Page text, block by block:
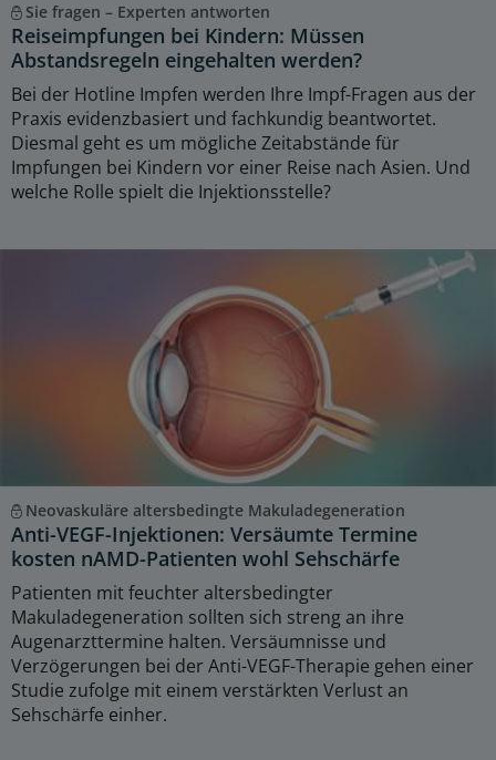
Sie fragen – Experten antworten
Reiseimpfungen bei Kindern: Müssen
Abstandsregeln eingehalten werden?
Bei der Hotline Impfen werden Ihre Impf-Fragen aus der
Praxis evidenzbasiert und fachkundig beantwortet.
Diesmal geht es um mögliche Zeitabstände für
Impfungen bei Kindern vor einer Reise nach Asien. Und
welche Rolle spielt die Injektionsstelle?
Neovaskuläre altersbedingte Makuladegeneration
Anti-VEGF-Injektionen: Versäumte Termine
kosten nAMD-Patienten wohl Sehschärfe
Patienten mit feuchter altersbedingter
Makuladegeneration sollten sich streng an ihre
Augenarzttermine halten. Versäumnisse und
Verzögerungen bei der Anti-VEGF-Therapie gehen einer
Studie zufolge mit einem verstärkten Verlust an
Sehschärfe einher.